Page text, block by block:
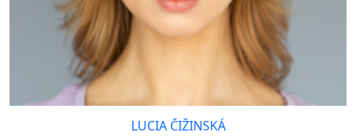
LUCIA ČIŽINSKÁ